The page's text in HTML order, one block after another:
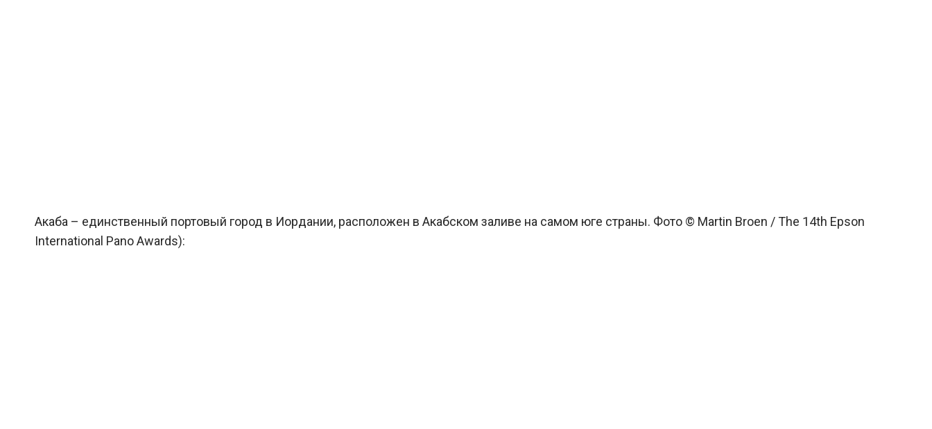
Акаба – единственный портовый город в Иордании, расположен в Акабском заливе на самом юге страны. Фото © Martin Broen / The 14th Epson
International Pano Awards):